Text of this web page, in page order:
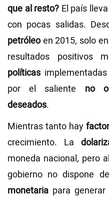
que al resto? El país
con pocas salidas.
petróleoen 2015, solo
resultados positivos
políticas
por el saliente no
deseados.
Mientras tanto hay
crecimiento. La
moneda nacional, pero
gobierno no dispone
monetaria para